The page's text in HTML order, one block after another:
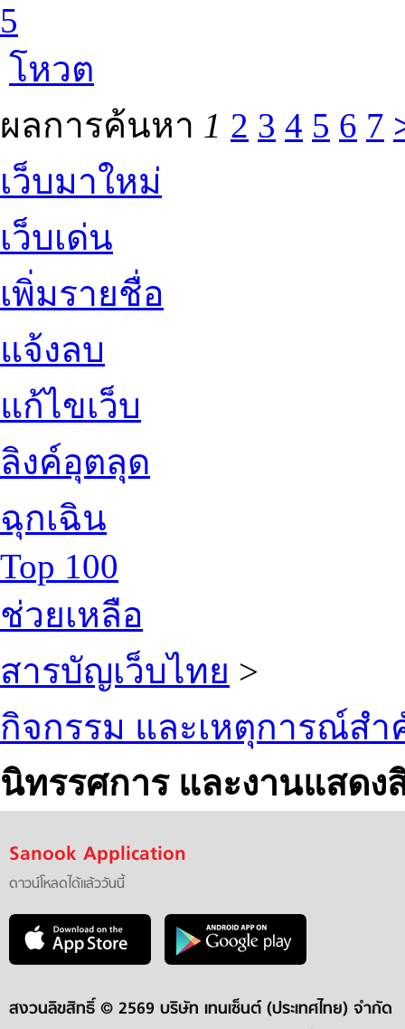
5
โหวต
ผลการค้นหา 1 2 3 4 5 6 7
เว็บมาใหม่
เว็บเด่น
เพิ่มรายชื่อ
แจ้งลบ
แก้ไขเว็บ
ลิงค์อุตลุด
ฉุกเฉิน
Top 100
ช่วยเหลือ
สารบัญเว็บไทย >
กิจกรรม และเหตุการณ์ส
นิทรรศการ และงานแสดง
Sanook Application
ดาวน์โหลดได้แล้ววันนี้
สงวนลิขสิทธิ์ © 2569 บริษัท เทนเซ็นต์ (ประเทศไทย) จำกัด